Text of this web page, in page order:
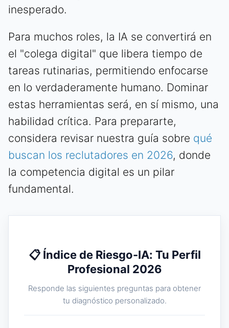
inesperado.
Para muchos roles, la IA se convertirá en
el "colega digital" que libera tiempo de
tareas rutinarias, permitiendo enfocarse
en lo verdaderamente humano. Dominar
estas herramientas será, en sí mismo, una
habilidad crítica. Para prepararte,
considera revisar nuestra guía sobre qué
buscan los reclutadores en 2026, donde
la competencia digital es un pilar
fundamental.
📋 Índice de Riesgo-IA: Tu Perfil
Profesional 2026
Responde las siguientes preguntas para obtener
tu diagnóstico personalizado.